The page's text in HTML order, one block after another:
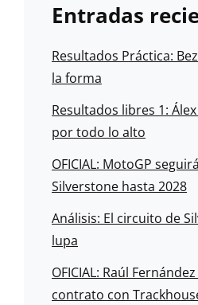
Entradas
Resultados Práctica:
la forma
Resultados libres 1:
por todo lo alto
OFICIAL: MotoGP
Silverstone hasta 2028
Análisis: El circuito de
lupa
OFICIAL: Raúl
contrato con